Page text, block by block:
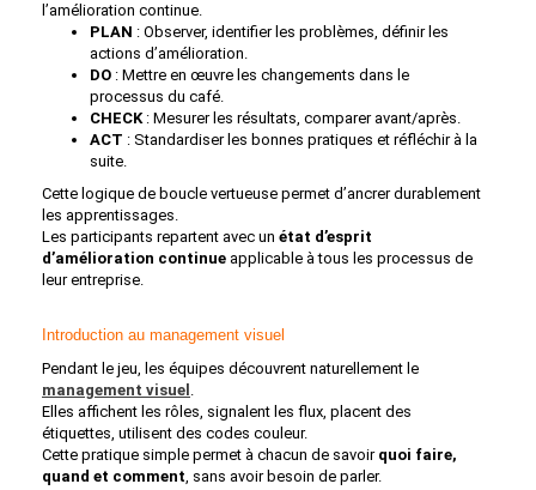
l’amélioration continue.
PLAN : Observer, identifier les problèmes, définir les
actions d’amélioration.
DO : Mettre en œuvre les changements dans le
processus du café.
CHECK: Mesurer les résultats, comparer avant/après.
ACT : Standardiser les bonnes pratiques et réfléchir à la
suite.
Cette logique de boucle vertueuse permet d’ancrer durablement
les apprentissages.
Les participants repartent avec un état d’esprit
d’amélioration continue applicable à tous les processus de
leur entreprise.
Introduction au management visuel
Pendant le jeu, les équipes découvrent naturellement le
management visuel .
Elles affichent les rôles, signalent les flux, placent des
étiquettes, utilisent des codes couleur.
Cette pratique simple permet à chacun de savoir quoi faire,
quand et comment, sans avoir besoin de parler.